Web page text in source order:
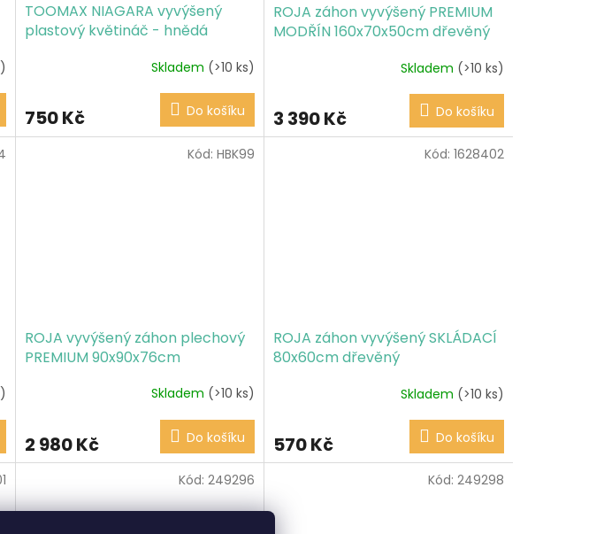
TOOMAX NIAGARA vyvýšený
plastový květináč - hnědá
Skladem (>10 ks)
750 Kč Do košíku
ROJA záhon vyvýšený PREMIUM
MODŘÍN 160x70x50cm dřevěný
Skladem (>10 ks)
3 390 Kč Do košíku
ROJA vyvýšený záhon plechový
PREMIUM 90x90x76cm
Skladem (>10 ks)
2 980 Kč Do košíku
Kód: HBK99
ROJA záhon vyvýšený SKLÁDACÍ
80x60cm dřevěný
Skladem (>10 ks)
570 Kč Do košíku
Kód: 1628402
Kód: 249296 Kód: 249298